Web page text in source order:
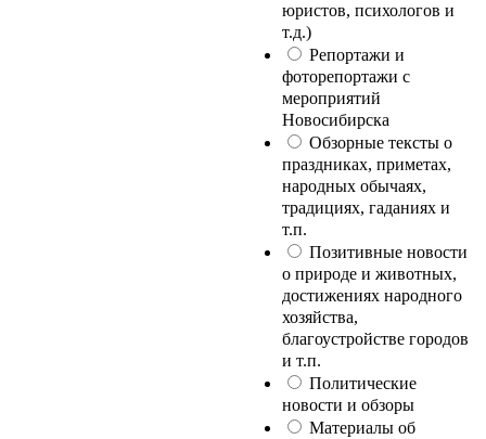
юристов, психологов и
т.д.)
Репортажи и
фоторепортажи с
мероприятий
Новосибирска
Обзорные тексты о
праздниках, приметах,
народных обычаях,
традициях, гаданиях и
т.п.
Позитивные новости
о природе и животных,
достижениях народного
хозяйства,
благоустройстве городов
и т.п.
Политические
новости и обзоры
Материалы об